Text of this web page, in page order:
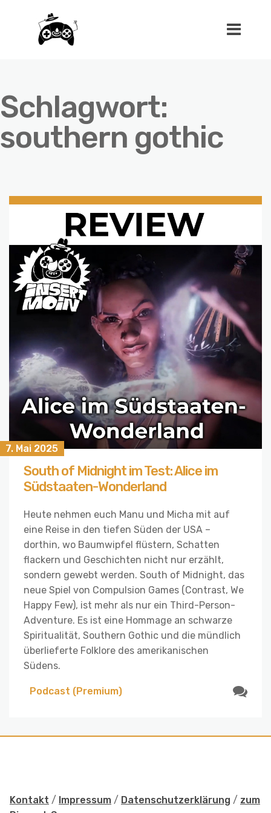
Schlagwort:
southern gothic
7. Mai 2025
South of Midnight im Test: Alice im
Südstaaten-Wonderland
Heute nehmen euch Manu und Micha mit auf
eine Reise in den tiefen Süden der USA –
dorthin, wo Baumwipfel flüstern, Schatten
flackern und Geschichten nicht nur erzählt,
sondern gewebt werden. South of Midnight, das
neue Spiel von Compulsion Games (Contrast, We
Happy Few), ist mehr als nur ein Third-Person-
Adventure. Es ist eine Hommage an schwarze
Spiritualität, Southern Gothic und die mündlich
überlieferte Folklore des amerikanischen
Südens.
Podcast (Premium)
Kontakt / Impressum / Datenschutzerklärung / zum